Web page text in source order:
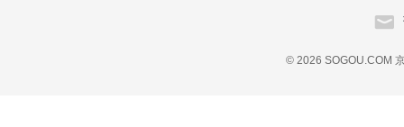
© 2026 SOGOU.COM